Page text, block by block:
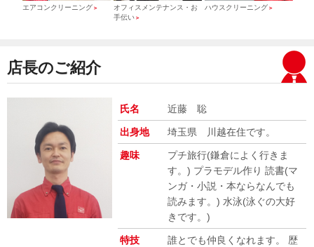
エアコンクリーニング ＞
オフィスメンテナンス・お
手伝い ＞
ハウスクリーニング ＞
店長のご紹介
氏名 近藤 聡
出身地 埼玉県 川越在住です。
趣味
プチ旅行(鎌倉によく行きま
す。) プラモデル作り 読書(マ
ンガ・小説・本ならなんでも
読みます。) 水泳(泳ぐの大好
きです。)
特技
誰とでも仲良くなれます。 歴